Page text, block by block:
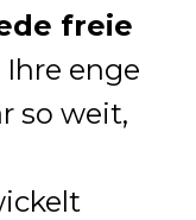
freie
Ihre enge
so weit,